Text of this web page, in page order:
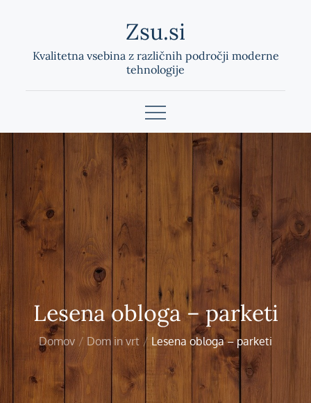
content
Zsu.si
Kvalitetna vsebina z različnih področji moderne
tehnologije
Lesena obloga – parketi
Domov Dom in vrt Lesena obloga – parketi